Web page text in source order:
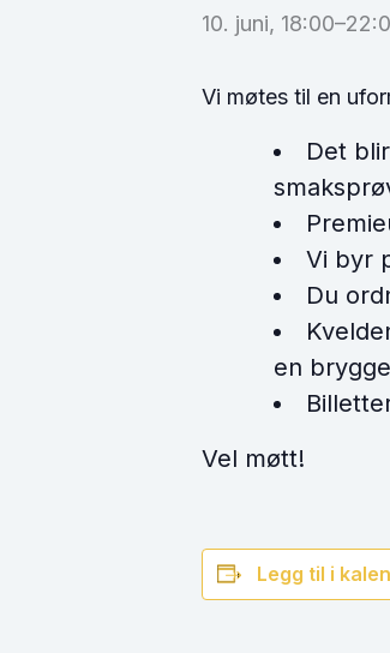
10. juni, 18:00–
Vi møtes til en
Det
Vi byr
Du
en
Vel møtt!
Legg til i